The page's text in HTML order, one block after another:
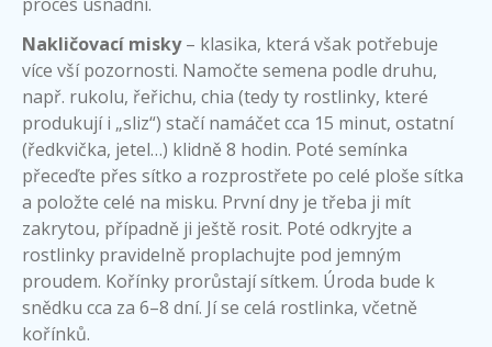
Nakličovací misky– klasika, která však potřebuje
více vší pozornosti. Namočte semena podle druhu,
např. rukolu, řeřichu, chia (tedy ty rostlinky, které
produkují i „sliz“) stačí namáčet cca 15 minut, ostatní
(ředkvička, jetel…) klidně 8 hodin. Poté semínka
přeceďte přes sítko a rozprostřete po celé ploše sítka
a položte celé na misku. První dny je třeba ji mít
zakrytou, případně ji ještě rosit. Poté odkryjte a
rostlinky pravidelně proplachujte pod jemným
proudem. Kořínky prorůstají sítkem. Úroda bude k
snědku cca za 6–8 dní. Jí se celá rostlinka, včetně
kořínků.